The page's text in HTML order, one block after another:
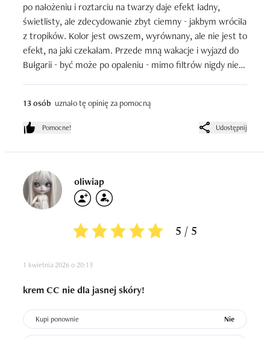
po nałożeniu i roztarciu na twarzy daje efekt ładny,
świetlisty, ale zdecydowanie zbyt ciemny - jakbym wróciła
z tropików. Kolor jest owszem, wyrównany, ale nie jest to
efekt, na jaki czekałam. Przede mną wakacje i wyjazd do
Bułgarii - być może po opaleniu - mimo filtrów nigdy nie
wychodzi, bo ogólnie rzecz biorąc podoba mi się ten efekt
rozświetlonej wypoczętej i zadbanej cery, jaki daje - tylko
czemu jest taki ciemny i nie ma wersji do jaśniejszej
karnacji? No niestety, zawiodłam się i ponownie nie kupie,
za ten ładny efekt.
13 osób uznało tę opinię za pomocną
Pomocne! Udostępnij
oliwiap
5 / 5
1 kwietnia 2026 o 20:13
krem CC nie dla jasnej skóry!
Kupi ponownie Nie